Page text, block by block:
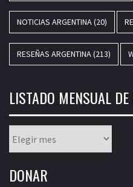
NOTICIAS ARGENTINA(20)
RESEÑAS ARGENTINA(213)
LISTADO MENSUAL
mensual
entradas
DONAR